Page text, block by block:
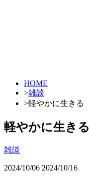
HOME
>雑談
>軽やかに生きる
軽やかに生きる
雑談
2024/10/06 2024/10/16